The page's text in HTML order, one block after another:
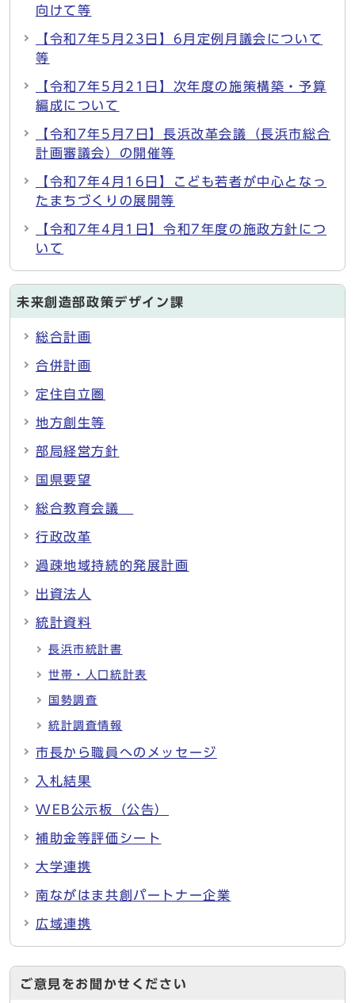
向けて等
【令和7年5月23日】6月定例月議会について
等
【令和7年5月21日】次年度の施策構築・予算
編成について
【令和7年5月7日】長浜改革会議（長浜市総合
計画審議会）の開催等
【令和7年4月16日】こども若者が中心となっ
たまちづくりの展開等
【令和7年4月1日】令和7年度の施政方針につ
いて
未来創造部政策デザイン課
総合計画
合併計画
定住自立圏
地方創生等
部局経営方針
国県要望
総合教育会議
行政改革
過疎地域持続的発展計画
出資法人
統計資料
長浜市統計書
世帯・人口統計表
国勢調査
統計調査情報
市長から職員へのメッセージ
入札結果
WEB公示板（公告）
補助金等評価シート
大学連携
南ながはま共創パートナー企業
広域連携
ご意見をお聞かせください